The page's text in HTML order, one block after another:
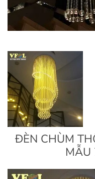
ĐÈN CHÙM
MẪU